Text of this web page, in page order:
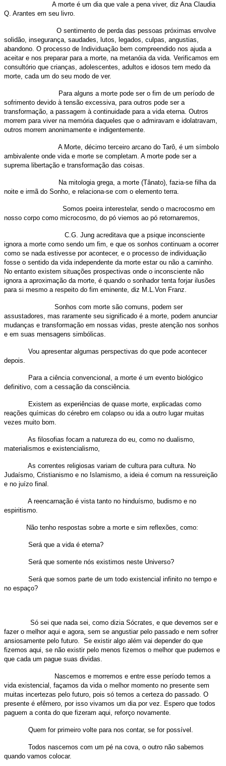
A morte é um dia que vale a pena viver, diz Ana Claudia
Q. Arantes em seu livro.
O sentimento de perda das pessoas próximas envolve
solidão, insegurança, saudades, lutos, legados, culpas, angustias,
abandono. O processo de Individuação bem compreendido nos ajuda a
aceitar e nos preparar para a morte, na metanóia da vida. Verificamos em
consultório que crianças, adolescentes, adultos e idosos tem medo da
morte, cada um do seu modo de ver.
Para alguns a morte pode ser o fim de um período de
sofrimento devido à tensão excessiva, para outros pode ser a
transformação, a passagem à continuidade para a vida eterna. Outros
morrem para viver na memória daqueles que o admiravam e idolatravam,
outros morrem anonimamente e indigentemente.
A Morte, décimo terceiro arcano do Tarô, é um símbolo
ambivalente onde vida e morte se completam. A morte pode ser a
suprema libertação e transformação das coisas.
Na mitologia grega, a morte (Tânato), fazia-se filha da
noite e irmã do Sonho, e relaciona-se com o elemento terra.
Somos poeira interestelar, sendo o macrocosmo em
nosso corpo como microcosmo, do pó viemos ao pó retornaremos,
C.G. Jung acreditava que a psique inconsciente
ignora a morte como sendo um fim, e que os sonhos continuam a ocorrer
como se nada estivesse por acontecer, e o processo de individuação
fosse o sentido da vida independente da morte estar ou não a caminho.
No entanto existem situações prospectivas onde o inconsciente não
ignora a aproximação da morte, é quando o sonhador tenta forjar ilusões
para si mesmo a respeito do fim eminente, diz M.L.Von Franz.
Sonhos com morte são comuns, podem ser
assustadores, mas raramente seu significado é a morte, podem anunciar
mudanças e transformação em nossas vidas, preste atenção nos sonhos
e em suas mensagens simbólicas.
Vou apresentar algumas perspectivas do que pode acontecer
depois.
Para a ciência convencional, a morte é um evento biológico
definitivo, com a cessação da consciência.
Existem as experiências de quase morte, explicadas como
reações químicas do cérebro em colapso ou ida a outro lugar muitas
vezes muito bom.
As filosofias focam a natureza do eu, como no dualismo,
materialismos e existencialismo,
As correntes religiosas variam de cultura para cultura. No
Judaísmo, Cristianismo e no Islamismo, a ideia é comum na ressureição
e no juízo final.
A reencarnação é vista tanto no hinduísmo, budismo e no
espiritismo.
Não tenho respostas sobre a morte e sim reflexões, como:
Será que a vida é eterna?
Será que somente nós existimos neste Universo?
Será que somos parte de um todo existencial infinito no tempo e
no espaço?
Só sei que nada sei, como dizia Sócrates, e que devemos ser e
fazer o melhor aqui e agora, sem se angustiar pelo passado e nem sofrer
ansiosamente pelo futuro. Se existir algo além vai depender do que
fizemos aqui, se não existir pelo menos fizemos o melhor que pudemos e
que cada um pague suas dividas.
Nascemos e morremos e entre esse período temos a
vida existencial, façamos da vida o melhor momento no presente sem
muitas incertezas pelo futuro, pois só temos a certeza do passado. O
presente é efêmero, por isso vivamos um dia por vez. Espero que todos
paguem a conta do que fizeram aqui, reforço novamente.
Quem for primeiro volte para nos contar, se for possível.
Todos nascemos com um pé na cova, o outro não sabemos
quando vamos colocar.